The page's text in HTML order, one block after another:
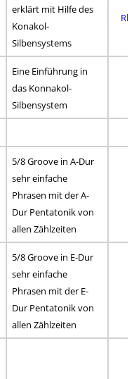
erklärt mit Hilfe des
Konakol-
Silbensystems
Eine Einführung in
das Konnakol-
Silbensystem
5/8 Groove in A-Dur
sehr einfache
Phrasen mit der A-
Dur Pentatonik von
allen Zählzeiten
5/8 Groove in E-Dur
sehr einfache
Phrasen mit der E-
Dur Pentatonik von
allen Zählzeiten